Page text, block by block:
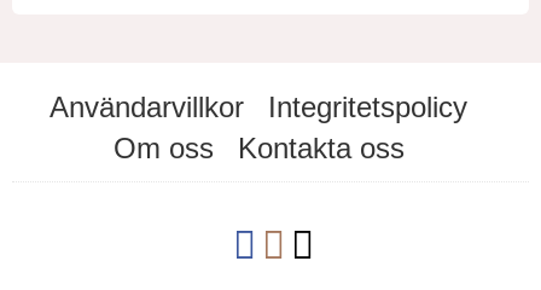
Användarvillkor
Integritetspolicy
Om oss
Kontakta oss